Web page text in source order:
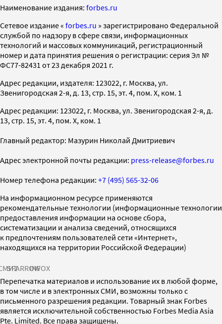
Наименование издания: forbes.ru
Cетевое издание « forbes.ru » зарегистрировано Федеральной
службой по надзору в сфере связи, информационных
технологий и массовых коммуникаций, регистрационный
номер и дата принятия решения о регистрации: серия Эл №
ФС77-82431 от 23 декабря 2021 г.
Адрес редакции, издателя: 123022, г. Москва, ул.
Звенигородская 2-я, д. 13, стр. 15, эт. 4, пом. X, ком. 1
Адрес редакции: 123022, г. Москва, ул. Звенигородская 2-я, д.
13, стр. 15, эт. 4, пом. X, ком. 1
Главный редактор: Мазурин Николай Дмитриевич
Адрес электронной почты редакции: press-release@forbes.ru
Номер телефона редакции: +7 (495) 565-32-06
На информационном ресурсе применяются
рекомендательные технологии (информационные технологии
предоставления информации на основе сбора,
систематизации и анализа сведений, относящихся
к предпочтениям пользователей сети «Интернет»,
находящихся на территории Российской Федерации)
SPARROWINFOX
Перепечатка материалов и использование их в любой форме,
в том числе и в электронных СМИ, возможны только с
письменного разрешения редакции. Товарный знак Forbes
является исключительной собственностью Forbes Media Asia
Pte. Limited. Все права защищены.